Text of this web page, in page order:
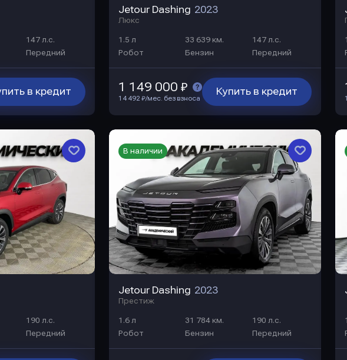
147 л.с.
Передний
в кредит
Jetour Dashing 2023
Люкс
1.5 л 33 639 км.
147 л.с.
Робот
Бензин Передний
Купить в кредит
1 149 000 ₽
14 492 ₽/мес. без взноса
190 л.с.
Передний
Jetour Dashing 2023
Престиж
1.6 л 31 784 км.
190 л.с.
Робот
Бензин Передний
В наличии